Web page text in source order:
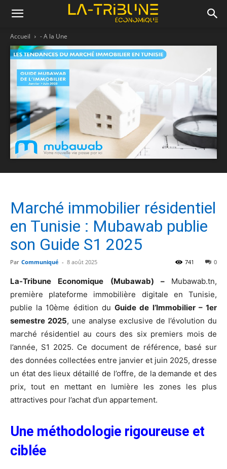
Accueil - A la Une
Marché immobilier résidentiel
en Tunisie : Mubawab publie
son Guide S1 2025
Par Communiqué - 8 août 2025 0
741
La-Tribune Economique (Mubawab) – Mubawab.tn,
première plateforme immobilière digitale en Tunisie,
publie la 10ème édition duGuide de l’Immobilier – 1er
semestre 2025, une analyse exclusive de l’évolution du
marché résidentiel au cours des six premiers mois de
l’année, S1 2025. Ce document de référence, basé sur
des données collectées entre janvier et juin 2025, dresse
un état des lieux détaillé de l’offre, de la demande et des
prix, tout en mettant en lumière les zones les plus
attractives pour l’achat d’un appartement.
Une méthodologie rigoureuse et
ciblée